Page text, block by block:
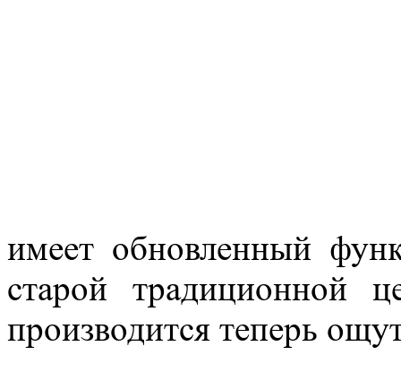
имеет обновленный
старой
производится теперь